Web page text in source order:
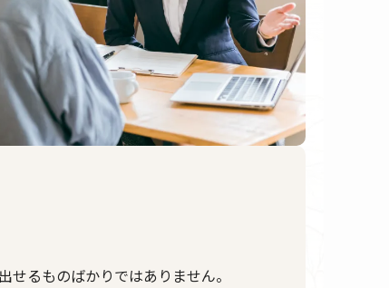
るものばかりではありません。